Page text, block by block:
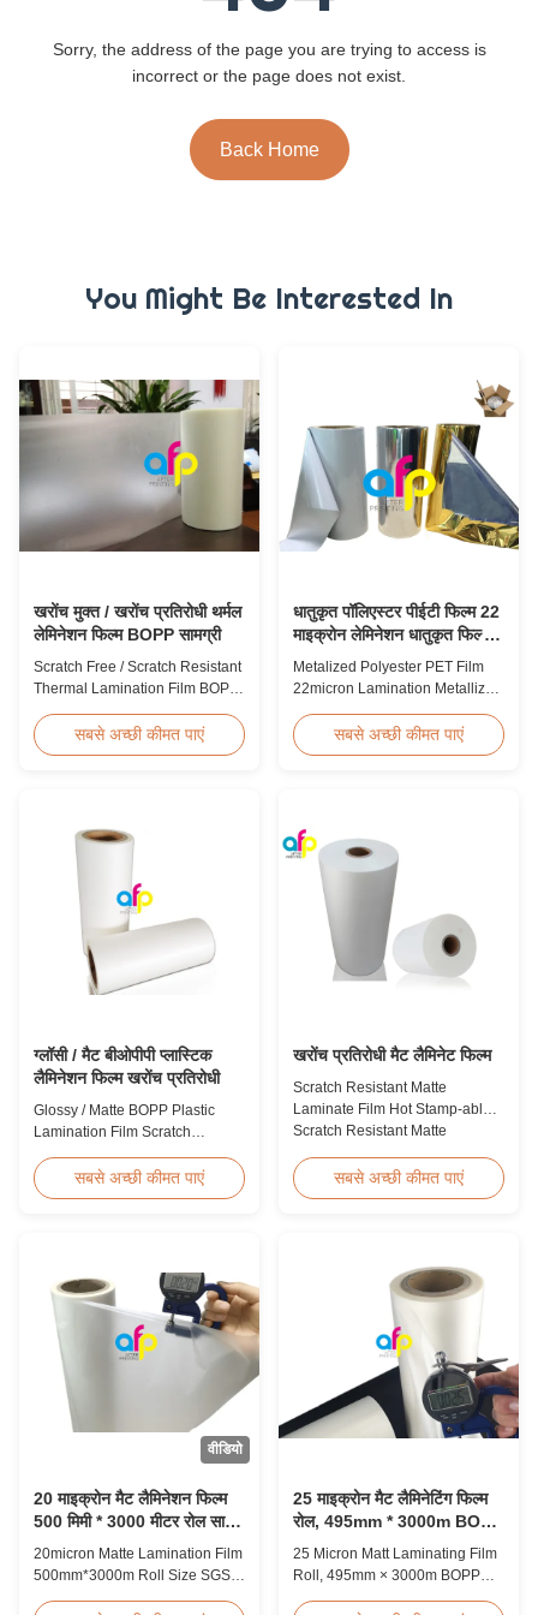
Sorry, the address of the page you are trying to access is
incorrect or the page does not exist.
Back Home
You Might Be Interested In
खरोंच मुक्त / खरोंच प्रतिरोधी थर्मल
लेमिनेशन फिल्म BOPP सामग्री
Scratch Free / Scratch Resistant
Thermal Lamination Film BOPP
scratch thermal lamination film
(also known as scratch free
film features scratch resistant
coating on one ...
सबसे अच्छी कीमत पाएं
धातुकृत पॉलिएस्टर पीईटी फिल्म 22
माइक्रोन लेमिनेशन धातुकृत फिल्म
रोल
Metalized Polyester PET Film
22micron Lamination Metallized
Screen/Offset/Gravure/Intaglio
Printing Supported Metalized
film is suitable for various
printing types including offset
printing, screen ...
सबसे अच्छी कीमत पाएं
ग्लॉसी / मैट बीओपीपी प्लास्टिक
लैमिनेशन फिल्म खरोंच प्रतिरोधी
Glossy / Matte BOPP Plastic
Lamination Film Scratch
Plastic Lamination Film Scratch
Resistant Film Product
1000mm Thickness 24micron -
32micron Roll Length 300m -
4000m Core Size 1 inch ...
सबसे अच्छी कीमत पाएं
खरोंच प्रतिरोधी मैट लैमिनेट फिल्म
Scratch Resistant Matte
Laminate Film Hot Stamp-able
Scratch Resistant Matte
and Cardboard Scratch resistant
matte laminate film is one of the
available for both wet and
सबसे अच्छी कीमत पाएं
वीडियो
20 माइक्रोन मैट लैमिनेशन फिल्म
500 मिमी * 3000 मीटर रोल साइज
एसजीएस प्रमाणन
20micron Matte Lamination Film
500mm*3000m Roll Size SGS
25 माइक्रोन मैट लैमिनेटिंग फिल्म
रोल, 495mm * 3000m BOPP
लैमिनेटिंग फिल्म्स
25 Micron Matt Laminating Film
Roll, 495mm × 3000m BOPP